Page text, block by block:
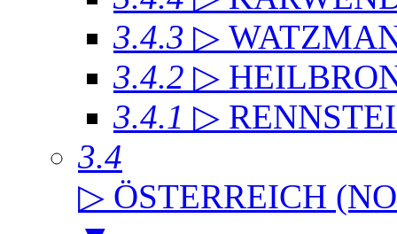
3.4.3 ▷
3.4.2 ▷
3.4.1 ▷
3.4
▷ ÖSTERREICH